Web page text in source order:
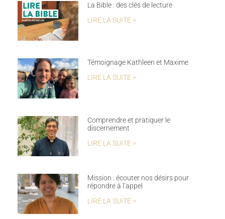
La Bible : des clés de lecture
LIRE LA SUITE >
Témoignage Kathleen et Maxime
LIRE LA SUITE >
Comprendre et pratiquer le
discernement
LIRE LA SUITE >
Mission : écouter nos désirs pour
répondre à l’appel
LIRE LA SUITE >